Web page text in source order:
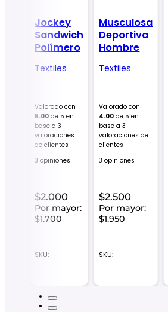
Jockey
Sandwich
Polímero
Textiles
Valorado con
5.00de 5 en
base a 3
valoraciones
de clientes
3 opiniones
$2.000
Por mayor:
$1.700
SKU:
Musculosa
Deportiva
Hombre
Textiles
Valorado con
4.00 de 5 en
base a3
valoraciones de
clientes
3 opiniones
$2.500
Por mayor:
$1.950
SKU: